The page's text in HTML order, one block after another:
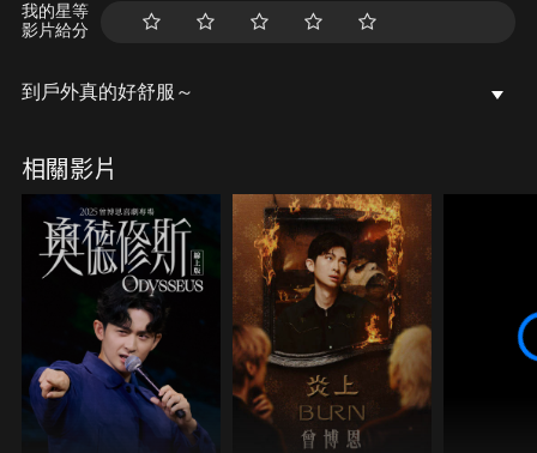
我的星等
影片給分
到戶外真的好舒服～
相關影片